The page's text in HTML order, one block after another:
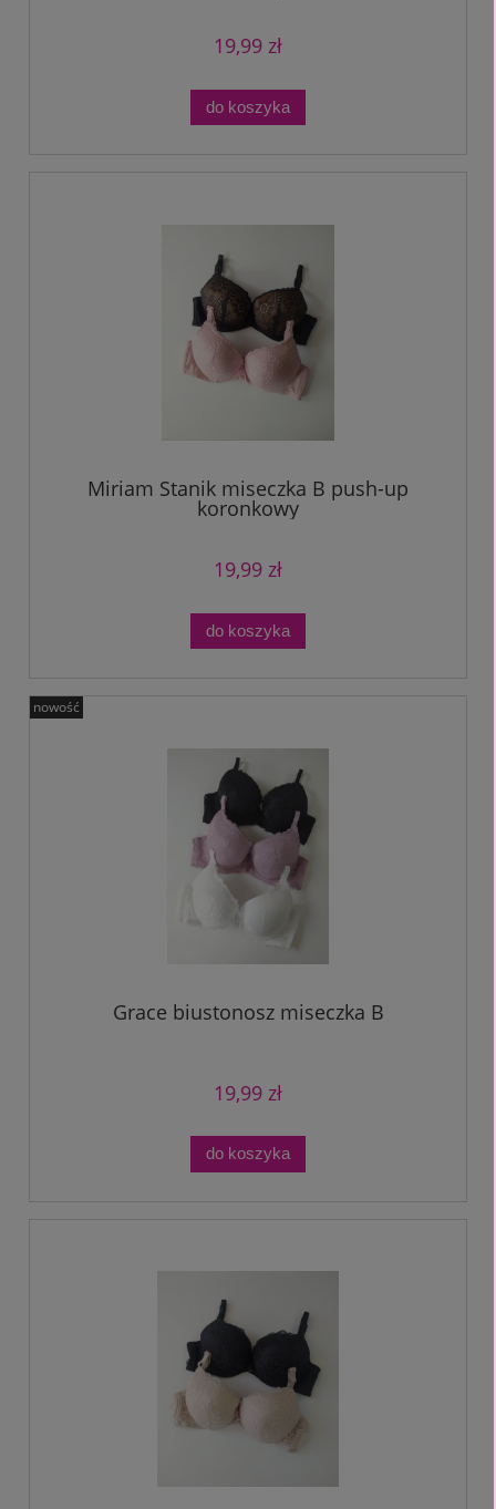
19,99 zł
do koszyka
Miriam Stanik miseczka B push-up
koronkowy
19,99 zł
do koszyka
Grace biustonosz miseczka B
19,99 zł
do koszyka
nowość